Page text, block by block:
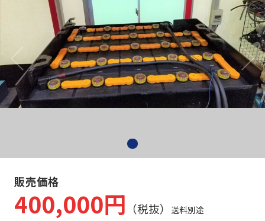
充電コード・ケーブル
精製水・関連用品
フォーク・サヤフォーク製作
安全対策商品
物流機器 - マテハン
販売価格
400,000円 （税抜） 送料別途